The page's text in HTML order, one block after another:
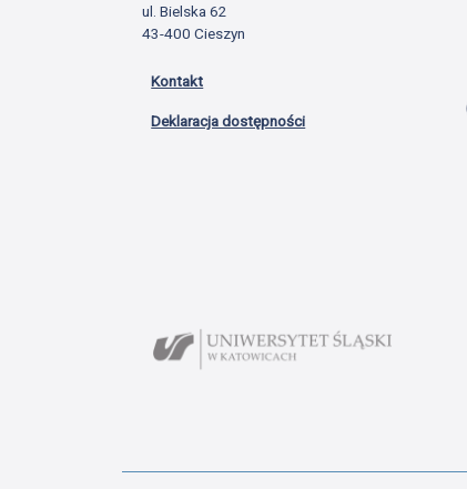
ul. Bielska 62
43-400 Cieszyn
Kontakt
Deklaracja dostępności